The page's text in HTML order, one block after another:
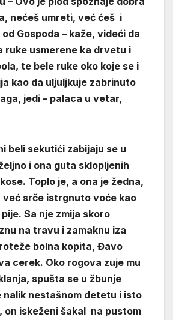
nećeš umreti, već ćeš i
Gospoda – kaže, videći da
ruke usmerene ka drvetu i
te bele ruke oko koje se i
kao da uljuljkuje zabrinuto
jedi – palaca u vetar,
beli sekutići zabijaju se u
i ona guta sklopljenih
Toplo je, a ona je žedna,
već srče istrgnuto voće kao
Sa nje zmija skoro
na travu i zamaknu iza
bolna kopita, Đavo
cerek. Oko rogova zuje mu
spušta se u žbunje
nalik nestašnom detetu i isto
on iskeženi šakal na pustom